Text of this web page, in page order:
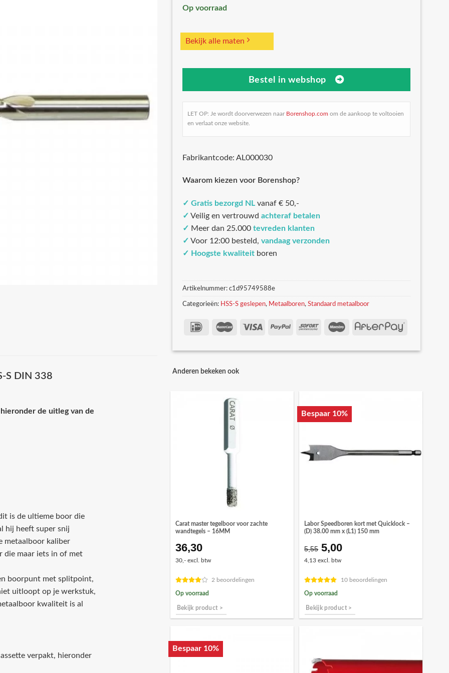
Op voorraad
Bekijk alle maten
Bestel in webshop
LET OP: Je wordt doorverwezen naar Borenshop.com om de aankoop te voltooien
en verlaat onze website.
Fabrikantcode: AL000030
Waarom kiezen voor Borenshop?
✓ Gratis bezorgd NL vanaf € 50,-
✓ Veilig en vertrouwd achteraf betalen
✓ Meer dan 25.000 tevreden klanten
✓ Voor 12:00 besteld, vandaag verzonden
✓ Hoogste kwaliteit boren
Artikelnummer: c1d95749588e
Categorieën: HSS-S geslepen, Metaalboren, Standaard metaalboor
S DIN 338
de uitleg van de
is de ultieme boor die
hij heeft super snij
metaalboor kaliber
die maar iets in of met
boorpunt met splitpoint,
uitloopt op je werkstuk,
kwaliteit is al
verpakt, hieronder
Anderen bekeken ook
Carat master tegelboor voor zachte
wandtegels – 16MM
36,30
30,- excl. btw
2 beoordelingen
Op voorraad
Bekijk product >
Bespaar 10%
Labor Speedboren kort met Quicklock –
(D) 38.00 mm x (L1) 150 mm
5,55 Oorspronkelijke
prijs
€5,55.
5,00Huidige
€5,00.
4,13 excl. btw
10 beoordelingen
Op voorraad
Bekijk product >
Bespaar 10%